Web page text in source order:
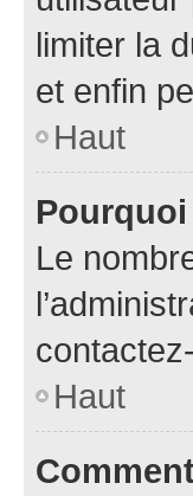
limiter la
et enfin
Haut
Le
Haut